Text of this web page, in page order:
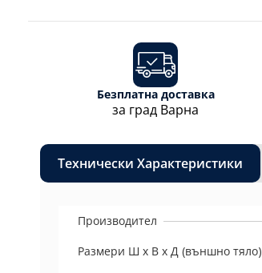
Безплатна доставка
за град Варна
Технически Характеристики
Производител
Размери Ш х В х Д (външно тяло)